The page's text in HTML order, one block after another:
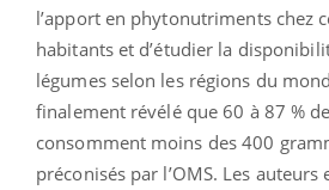
l’apport en phytonutriments chez
habitants et d’étudier la
légumes selon les régions du
finalement révélé que 60 à 87 %
consomment moins des 400
préconisés par l’OMS. Les